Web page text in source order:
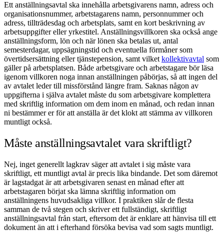
Ett anställningsavtal ska innehålla arbetsgivarens namn, adress och
organisationsnummer, arbetstagarens namn, personnummer och
adress, tillträdesdag och arbetsplats, samt en kort beskrivning av
arbetsuppgifter eller yrkestitel. Anställningsvillkoren ska också ange
anställningsform, lön och när lönen ska betalas ut, antal
semesterdagar, uppsägningstid och eventuella förmåner som
övertidsersättning eller tjänstepension, samt vilket kollektivavtal som
gäller på arbetsplatsen. Både arbetsgivare och arbetstagare bör läsa
igenom villkoren noga innan anställningen påbörjas, så att ingen del
av avtalet leder till missförstånd längre fram. Saknas någon av
uppgifterna i själva avtalet måste du som arbetsgivare komplettera
med skriftlig information om dem inom en månad, och redan innan
ni bestämmer er för att anställa är det klokt att stämma av villkoren
muntligt också.
Måste anställningsavtalet vara skriftligt?
Nej, inget generellt lagkrav säger att avtalet i sig måste vara
skriftligt, ett muntligt avtal är precis lika bindande. Det som däremot
är lagstadgat är att arbetsgivaren senast en månad efter att
arbetstagaren börjat ska lämna skriftlig information om
anställningens huvudsakliga villkor. I praktiken slår de flesta
samman de två stegen och skriver ett fullständigt, skriftligt
anställningsavtal från start, eftersom det är enklare att hänvisa till ett
dokument än att i efterhand försöka bevisa vad som sagts muntligt.